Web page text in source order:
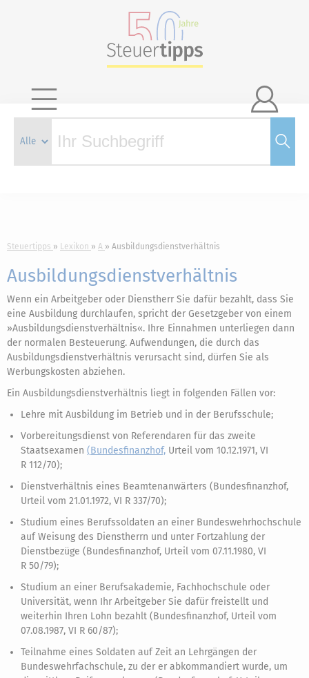

Steuertipps Lexikon A Ausbildungsdienstverhältnis
Ausbildungsdienstverhältnis
Wenn ein Arbeitgeber oder Dienstherr Sie dafür bezahlt, dass Sie
eine Ausbildung durchlaufen, spricht der Gesetzgeber von einem
»Ausbildungsdienstverhältnis«. Ihre Einnahmen unterliegen dann
der normalen Besteuerung. Aufwendungen, die durch das
Ausbildungsdienstverhältnis verursacht sind, dürfen Sie als
Werbungskosten abziehen.
Ein Ausbildungsdienstverhältnis liegt in folgenden Fällen vor:
Lehre mit Ausbildung im Betrieb und in der Berufsschule;
Vorbereitungsdienst von Referendaren für das zweite
Staatsexamen (Bundesfinanzhof, Urteil vom 10.12.1971, VI
R 112/70);
Dienstverhältnis eines Beamtenanwärters (Bundesfinanzhof,
Urteil vom 21.01.1972, VI R 337/70);
Studium eines Berufssoldaten an einer Bundeswehrhochschule
auf Weisung des Dienstherrn und unter Fortzahlung der
Dienstbezüge (Bundesfinanzhof, Urteil vom 07.11.1980, VI
R 50/79);
Studium an einer Berufsakademie, Fachhochschule oder
Universität, wenn Ihr Arbeitgeber Sie dafür freistellt und
weiterhin Ihren Lohn bezahlt (Bundesfinanzhof, Urteil vom
07.08.1987, VI R 60/87);
Teilnahme eines Soldaten auf Zeit an Lehrgängen der
Bundeswehrfachschule, zu der er abkommandiert wurde, um